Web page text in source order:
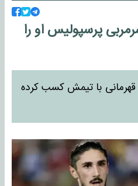
پرسپولیس او را
با تیمش کسب کرده